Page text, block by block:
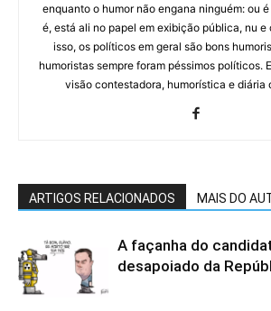
enquanto o humor não engana ninguém: ou
é, está ali no papel em exibição pública, nu e
isso, os políticos em geral são bons
humoristas sempre foram péssimos políticos.
visão contestadora, humorística e diária
ARTIGOS RELACIONADOS MAIS DO
A façanha do
desapoiado da